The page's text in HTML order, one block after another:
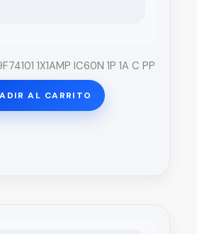
1X1AMP IC60N 1P 1A C PP
AL CARRITO